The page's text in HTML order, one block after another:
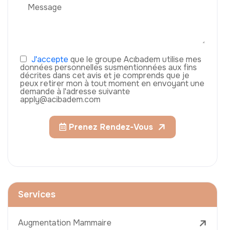
J'accepte que le groupe Acıbadem utilise mes
données personnelles susmentionnées aux fins
décrites dans cet avis et je comprends que je
peux retirer mon à tout moment en envoyant une
demande à l'adresse suivante
apply@acibadem.com
Prenez Rendez-Vous
Services
Augmentation Mammaire